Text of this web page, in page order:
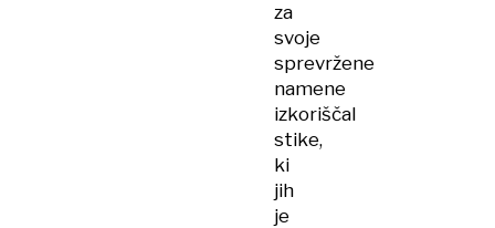
za
svoje
sprevržene
namene
izkoriščal
stike,
ki
jih
je